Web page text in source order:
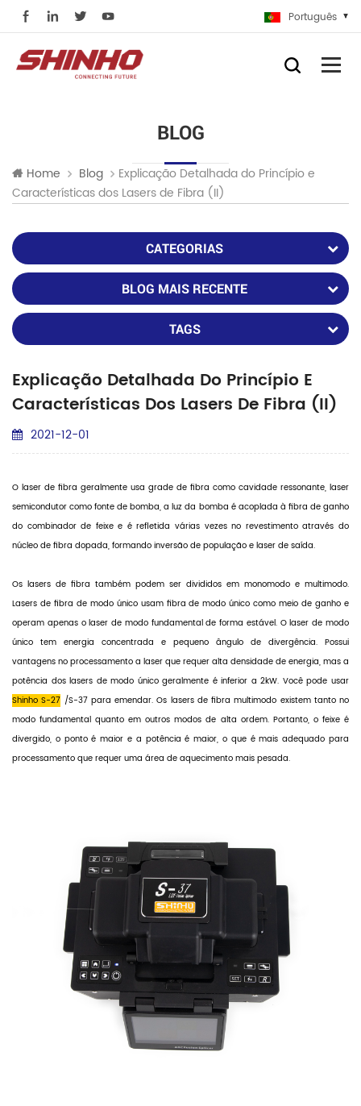
Português
BLOG
Home Blog
Explicação Detalhada do Princípio e
Características dos Lasers de Fibra (II)
CATEGORIAS
BLOG MAIS RECENTE
TAGS
Explicação Detalhada Do Princípio E
Características Dos Lasers De Fibra (II)
2021-12-01
O laser de fibra geralmente usa grade de fibra como cavidade ressonante, laser
semicondutor como fonte de bomba, a luz da bomba é acoplada à fibra de ganho
do combinador de feixe e é refletida várias vezes no revestimento através do
núcleo de fibra dopada, formando inversão de população e laser de saída.
Os lasers de fibra também podem ser divididos em monomodo e multimodo.
Lasers de fibra de modo único usam fibra de modo único como meio de ganho e
operam apenas o laser de modo fundamental de forma estável. O laser de modo
único tem energia concentrada e pequeno ângulo de divergência. Possui
vantagens no processamento a laser que requer alta densidade de energia, mas a
potência dos lasers de modo único geralmente é inferior a 2kW. Você pode usar
Shinho S-27 /S-37 para emendar. Os lasers de fibra multimodo existem tanto no
modo fundamental quanto em outros modos de alta ordem. Portanto, o feixe é
divergido, o ponto é maior e a potência é maior, o que é mais adequado para
processamento que requer uma área de aquecimento mais pesada.